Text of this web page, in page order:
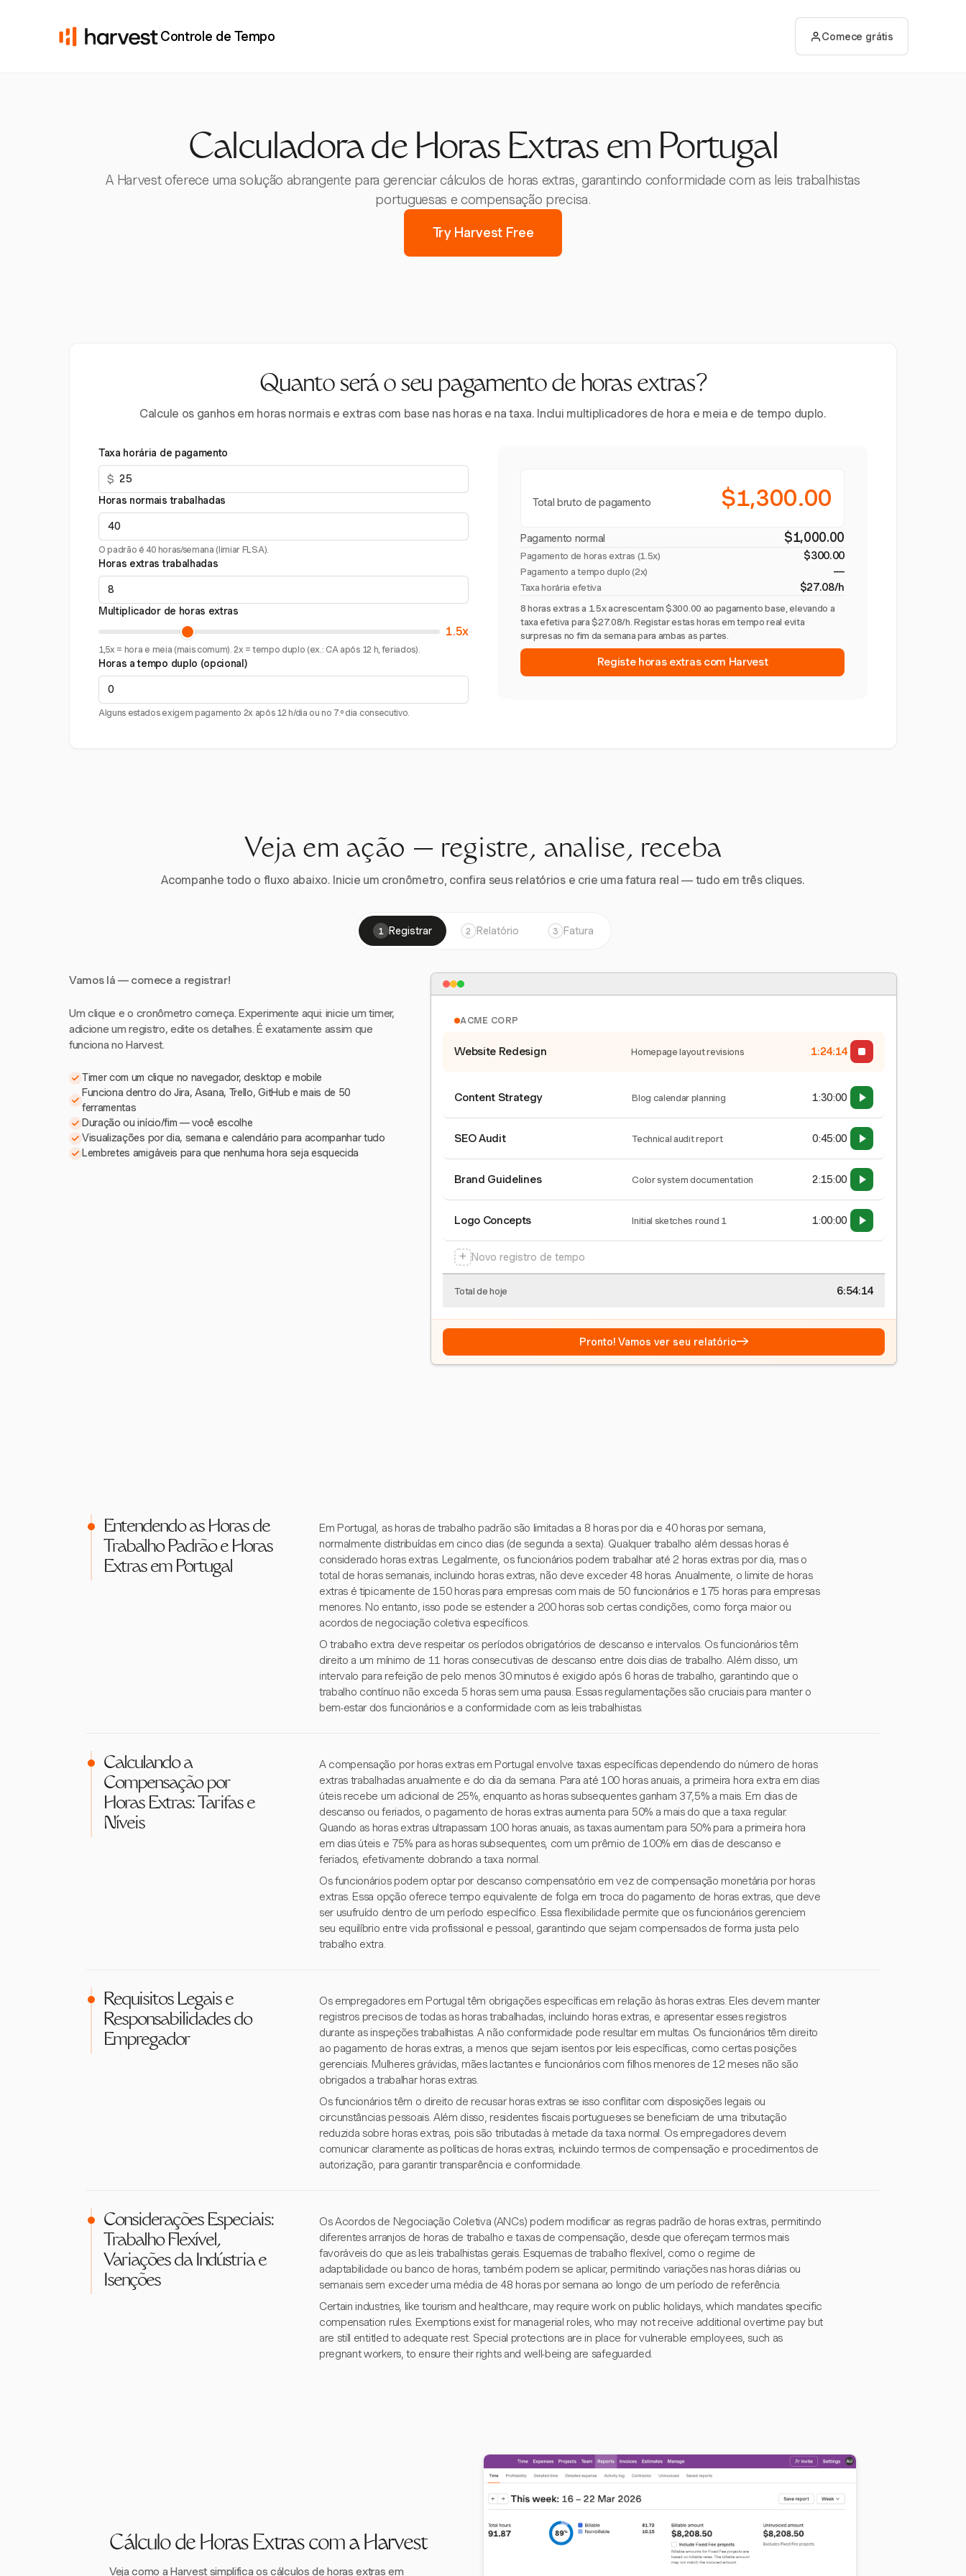
Controle de Tempo Comece grátis
Calculadora de Horas Extras em Portugal
A Harvest oferece uma solução abrangente para gerenciar cálculos de horas extras, garantindo conformidade com as leis trabalhistas
portuguesas e compensação precisa.
Try Harvest Free
Quanto será o seu pagamento de horas extras?
Calcule os ganhos em horas normais e extras com base nas horas e na taxa. Inclui multiplicadores de hora e meia e de tempo duplo.
Taxa horária de pagamento
$
Horas normais trabalhadas
O padrão é 40 horas/semana (limiar FLSA).
Horas extras trabalhadas
Multiplicador de horas extras
1.5x
1,5x = hora e meia (mais comum). 2x = tempo duplo (ex.: CA após 12 h, feriados).
Horas a tempo duplo (opcional)
Alguns estados exigem pagamento 2x após 12 h/dia ou no 7.º dia consecutivo.
Total bruto de pagamento $1,300.00
Pagamento normal $1,000.00
Pagamento de horas extras (1.5x) $300.00
Pagamento a tempo duplo (2x) —
Taxa horária efetiva $27.08/h
8 horas extras a 1.5x acrescentam $300.00 ao pagamento base, elevando a
taxa efetiva para $27.08/h. Registar estas horas em tempo real evita
surpresas no fim da semana para ambas as partes.
Registe horas extras com Harvest
Veja em ação — registre, analise, receba
Acompanhe todo o fluxo abaixo. Inicie um cronômetro, confira seus relatórios e crie uma fatura real — tudo em três cliques.
1 Registrar 2 Relatório 3 Fatura
Vamos lá — comece a registrar!
Um clique e o cronômetro começa. Experimente aqui: inicie um timer,
adicione um registro, edite os detalhes. É exatamente assim que
funciona no Harvest.
Timer com um clique no navegador, desktop e mobile
Funciona dentro do Jira, Asana, Trello, GitHub e mais de 50
ferramentas
Duração ou início/fim — você escolhe
Visualizações por dia, semana e calendário para acompanhar tudo
Lembretes amigáveis para que nenhuma hora seja esquecida
ACME CORP
Website Redesign Homepage layout revisions 1:24:15
Content Strategy Blog calendar planning 1:30:00
SEO Audit Technical audit report 0:45:00
Brand Guidelines Color system documentation 2:15:00
Logo Concepts Initial sketches round 1 1:00:00
+ Novo registro de tempo
Total de hoje 6:54:15
Pronto! Vamos ver seu relatório→
Entendendo as Horas de
Trabalho Padrão e Horas
Extras em Portugal
Em Portugal, as horas de trabalho padrão são limitadas a 8 horas por dia e 40 horas por semana,
normalmente distribuídas em cinco dias (de segunda a sexta). Qualquer trabalho além dessas horas é
considerado horas extras. Legalmente, os funcionários podem trabalhar até 2 horas extras por dia, mas o
total de horas semanais, incluindo horas extras, não deve exceder 48 horas. Anualmente, o limite de horas
extras é tipicamente de 150 horas para empresas com mais de 50 funcionários e 175 horas para empresas
menores. No entanto, isso pode se estender a 200 horas sob certas condições, como força maior ou
acordos de negociação coletiva específicos.
O trabalho extra deve respeitar os períodos obrigatórios de descanso e intervalos. Os funcionários têm
direito a um mínimo de 11 horas consecutivas de descanso entre dois dias de trabalho. Além disso, um
intervalo para refeição de pelo menos 30 minutos é exigido após 6 horas de trabalho, garantindo que o
trabalho contínuo não exceda 5 horas sem uma pausa. Essas regulamentações são cruciais para manter o
bem-estar dos funcionários e a conformidade com as leis trabalhistas.
Calculando a
Compensação por
Horas Extras: Tarifas e
Níveis
A compensação por horas extras em Portugal envolve taxas específicas dependendo do número de horas
extras trabalhadas anualmente e do dia da semana. Para até 100 horas anuais, a primeira hora extra em dias
úteis recebe um adicional de 25%, enquanto as horas subsequentes ganham 37,5% a mais. Em dias de
descanso ou feriados, o pagamento de horas extras aumenta para 50% a mais do que a taxa regular.
Quando as horas extras ultrapassam 100 horas anuais, as taxas aumentam para 50% para a primeira hora
em dias úteis e 75% para as horas subsequentes, com um prêmio de 100% em dias de descanso e
feriados, efetivamente dobrando a taxa normal.
Os funcionários podem optar por descanso compensatório em vez de compensação monetária por horas
extras. Essa opção oferece tempo equivalente de folga em troca do pagamento de horas extras, que deve
ser usufruído dentro de um período específico. Essa flexibilidade permite que os funcionários gerenciem
seu equilíbrio entre vida profissional e pessoal, garantindo que sejam compensados de forma justa pelo
trabalho extra.
Requisitos Legais e
Responsabilidades do
Empregador
Os empregadores em Portugal têm obrigações específicas em relação às horas extras. Eles devem manter
registros precisos de todas as horas trabalhadas, incluindo horas extras, e apresentar esses registros
durante as inspeções trabalhistas. A não conformidade pode resultar em multas. Os funcionários têm direito
ao pagamento de horas extras, a menos que sejam isentos por leis específicas, como certas posições
gerenciais. Mulheres grávidas, mães lactantes e funcionários com filhos menores de 12 meses não são
obrigados a trabalhar horas extras.
Os funcionários têm o direito de recusar horas extras se isso conflitar com disposições legais ou
circunstâncias pessoais. Além disso, residentes fiscais portugueses se beneficiam de uma tributação
reduzida sobre horas extras, pois são tributadas à metade da taxa normal. Os empregadores devem
comunicar claramente as políticas de horas extras, incluindo termos de compensação e procedimentos de
autorização, para garantir transparência e conformidade.
Considerações Especiais:
Trabalho Flexível,
Variações da Indústria e
Isenções
Os Acordos de Negociação Coletiva (ANCs) podem modificar as regras padrão de horas extras, permitindo
diferentes arranjos de horas de trabalho e taxas de compensação, desde que ofereçam termos mais
favoráveis do que as leis trabalhistas gerais. Esquemas de trabalho flexível, como o regime de
adaptabilidade ou banco de horas, também podem se aplicar, permitindo variações nas horas diárias ou
semanais sem exceder uma média de 48 horas por semana ao longo de um período de referência.
Certain industries, like tourism and healthcare, may require work on public holidays, which mandates specific
compensation rules. Exemptions exist for managerial roles, who may not receive additional overtime pay but
are still entitled to adequate rest. Special protections are in place for vulnerable employees, such as
pregnant workers, to ensure their rights and well-being are safeguarded.
Cálculo de Horas Extras com a Harvest
Veja como a Harvest simplifica os cálculos de horas extras em